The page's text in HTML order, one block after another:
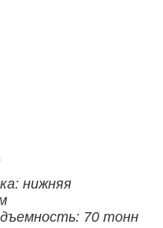
нижняя
70 тонн